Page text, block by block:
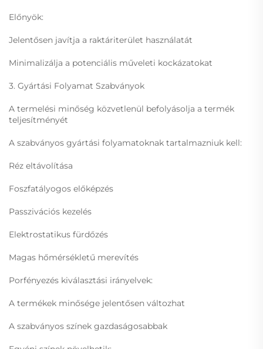
Előnyök:
Jelentősen javítja a raktáriterület használatát
Minimalizálja a potenciális műveleti kockázatokat
3. Gyártási Folyamat Szabványok
A termelési minőség közvetlenül befolyásolja a termék
teljesítményét
A szabványos gyártási folyamatoknak tartalmazniuk kell:
Réz eltávolítása
Foszfatályogos előképzés
Passzivációs kezelés
Elektrostatikus fürdőzés
Magas hőmérsékletű merevítés
Porfényezés kiválasztási irányelvek:
A termékek minősége jelentősen változhat
A szabványos színek gazdaságosabbak